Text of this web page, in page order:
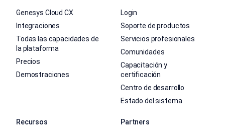
Genesys Cloud CX
Integraciones
Todas las capacidades de
la plataforma
Precios
Demostraciones
Login
Soporte de productos
Servicios profesionales
Comunidades
Capacitación y
certificación
Centro de desarrollo
Estado del sistema
Recursos Partners